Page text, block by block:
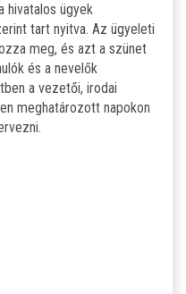
hivatalos ügyek
tart nyitva. Az ügyeleti
meg, és azt a szünet
és a nevelők
a vezetői, irodai
meghatározott napokon